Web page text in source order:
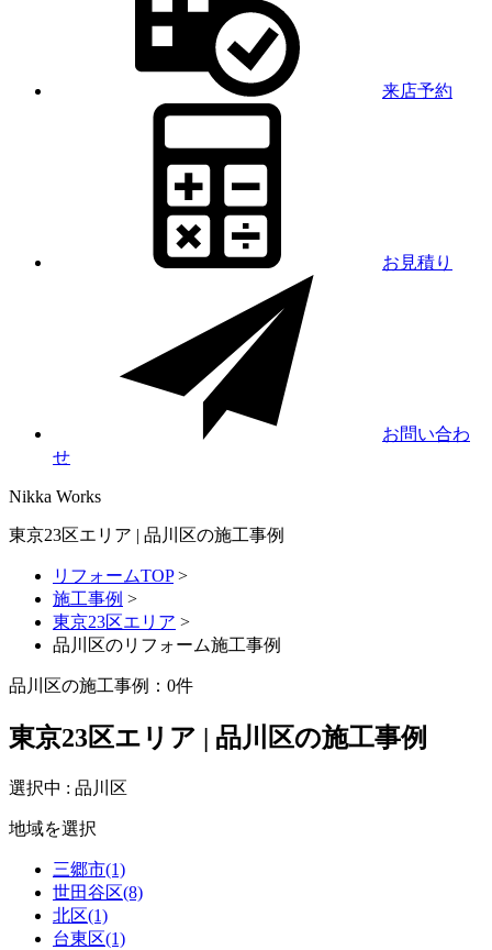
来店予約
お見積り
お問い合わ
せ
Nikka Works
東京23区エリア | 品川区の施工事例
リフォームTOP>
施工事例 >
東京23区エリア >
品川区のリフォーム施工事例
品川区の施工事例： 0件
東京23区エリア | 品川区の施工事例
選択中 : 品川区
地域を選択
三郷市(1)
世田谷区(8)
北区(1)
台東区(1)